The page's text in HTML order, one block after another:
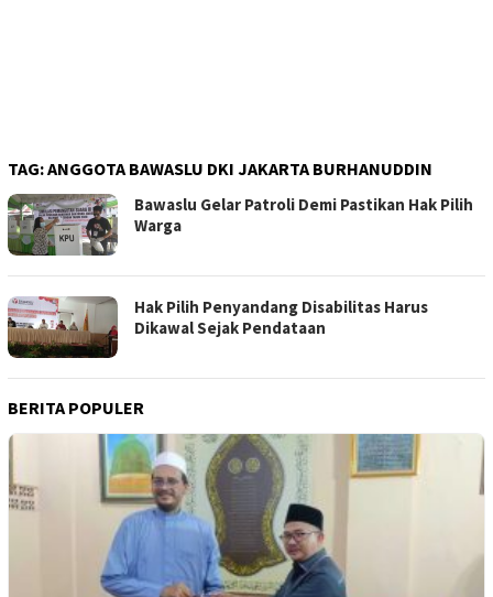
TAG:ANGGOTA BAWASLU DKI JAKARTA BURHANUDDIN
Bawaslu Gelar Patroli Demi Pastikan Hak Pilih
Warga
Hak Pilih Penyandang Disabilitas Harus
Dikawal Sejak Pendataan
BERITA POPULER